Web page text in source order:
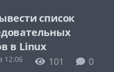
список
в Linux
12:06 101 0